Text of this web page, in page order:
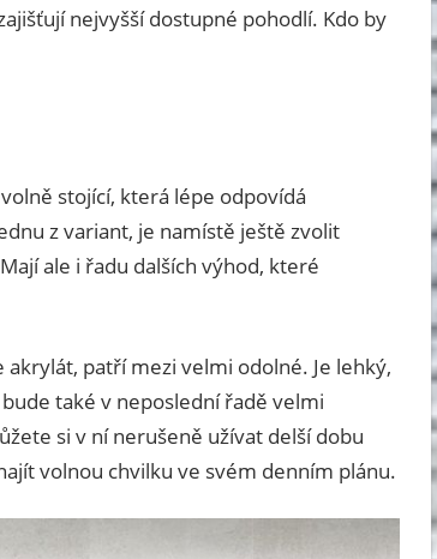
nejvyšší dostupné pohodlí. Kdo by
stojící, která lépe odpovídá
z variant, je namístě ještě zvolit
ale i řadu dalších výhod, které
patří mezi velmi odolné. Je lehký,
také v neposlední řadě velmi
si v ní nerušeně užívat delší dobu
volnou chvilku ve svém denním plánu.